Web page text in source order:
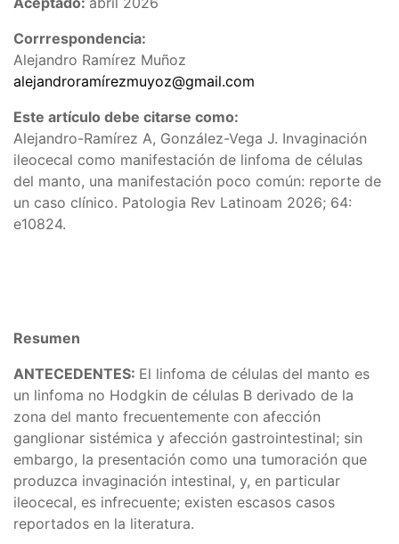
Corrrespondencia:
Alejandro Ramírez Muñoz
alejandroramírezmuyoz@gmail.com
Este artículo debe citarse como:
Alejandro-Ramírez A, González-Vega J. Invaginación
ileocecal como manifestación de linfoma de células
del manto, una manifestación poco común: reporte de
un caso clínico. Patologia Rev Latinoam 2026; 64:
e10824.
Resumen
ANTECEDENTES: El linfoma de células del manto es
un linfoma no Hodgkin de células B derivado de la
zona del manto frecuentemente con afección
ganglionar sistémica y afección gastrointestinal; sin
embargo, la presentación como una tumoración que
produzca invaginación intestinal, y, en particular
ileocecal, es infrecuente; existen escasos casos
reportados en la literatura.